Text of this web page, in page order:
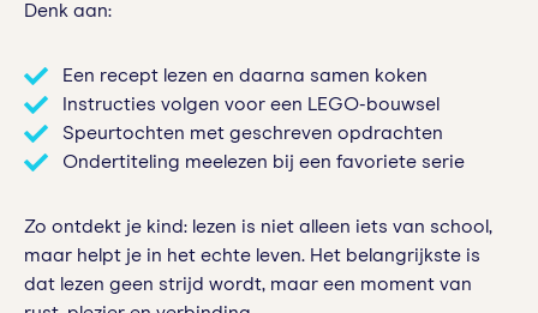
Denk aan:
Een recept lezen en daarna samen koken
Instructies volgen voor een LEGO-bouwsel
Speurtochten met geschreven opdrachten
Ondertiteling meelezen bij een favoriete serie
Zo ontdekt je kind: lezen is niet alleen iets van school,
maar helpt je in het echte leven. Het belangrijkste is
dat lezen geen strijd wordt, maar een moment van